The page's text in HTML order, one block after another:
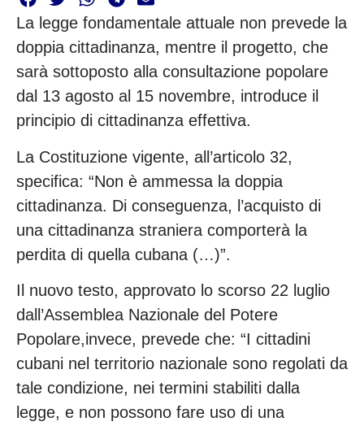
La legge fondamentale attuale non prevede la
doppia cittadinanza, mentre il progetto, che
sarà sottoposto alla consultazione popolare
dal 13 agosto al 15 novembre, introduce il
principio di cittadinanza effettiva.
La Costituzione vigente, all’articolo 32,
specifica: “Non è ammessa la doppia
cittadinanza. Di conseguenza, l’acquisto di
una cittadinanza straniera comporterà la
perdita di quella cubana (…)”.
Il nuovo testo, approvato lo scorso 22 luglio
dall’Assemblea Nazionale del Potere
Popolare,invece, prevede che: “I cittadini
cubani nel territorio nazionale sono regolati da
tale condizione, nei termini stabiliti dalla
legge, e non possono fare uso di una